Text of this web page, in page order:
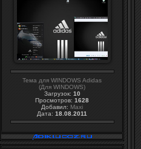
Тема для WINDOWS Adidas
(Для WINDOWS)
Загрузок: 10
Просмотров: 1628
Добавил: Maxi
Дата: 18.08.2011